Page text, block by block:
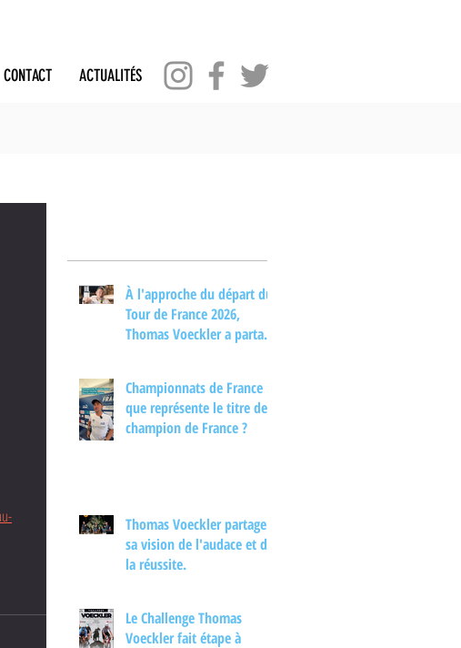
CONTACT ACTUALITÉS
À l'approche du départ du
Tour de France 2026,
Thomas Voeckler a partagé
nouvelle édition dans une
interview.
Championnats de France :
que représente le titre de
champion de France ?
Thomas Voeckler partage
sa vision de l'audace et de
la réussite.
Le Challenge Thomas
Voeckler fait étape à